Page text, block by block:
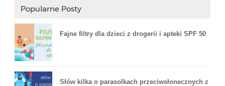
Popularne Posty
Fajne filtry dla dzieci z drogerii i apteki SPF 50
Słów kilka o parasolkach przeciwsłonecznych z